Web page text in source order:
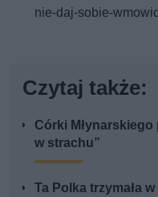
nie-daj-sobie-
Czytaj także:
Córki Młynarskiego
w strachu”
Ta Polka trzymała